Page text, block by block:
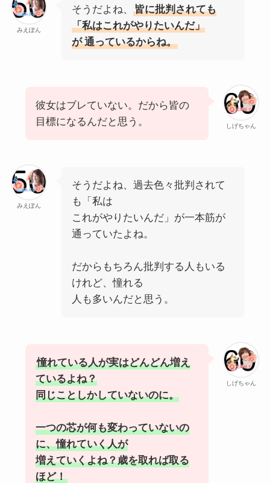
みえぽん
そうだよね、
皆に批判されても
「私はこれがやりたいんだ」
が 通っているからね。
しげちゃん
彼女はブレていない。だから皆の
目標になるんだと思う。
みえぽん
そうだよね、過去色々批判されて
も「私は
これがやりたいんだ」が一本筋が
通っていたよね。
だからもちろん批判する人もいる
けれど、憧れる
人も多いんだと思う。
しげちゃん
憧れている人が実はどんどん増え
ているよね？
同じことしかしていないのに。
一つの芯が何も変わっていないの
に、憧れていく人が
増えていくよね？歳を取れば取る
ほど！